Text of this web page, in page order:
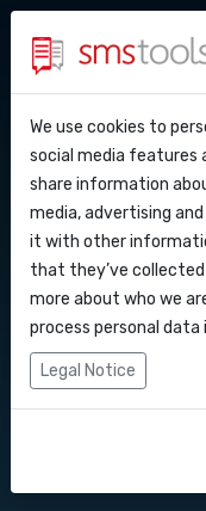
API Docs
Webhooks
Zapier
Warum
Blog
Service level
Kontakt
Angebot
SMS
Senden Sie
Direkt loslegen
We use cookies to
social media features
share information
media, advertising
it with other
that they’ve
more about who we
process personal data
Legal Notice